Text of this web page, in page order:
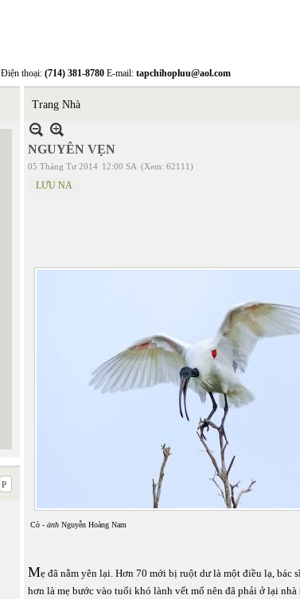
thoại: (714) 381-8780 E-mail: tapchihopluu@aol.com
Trang Nhà
NGUYÊN VẸN
05 Tháng Tư 2014 12:00 SA (Xem: 62111)
LƯU NA
Cò - ảnh Nguyễn Hoàng Nam
Mẹ đã nằm yên lại. Hơn 70 mới bị ruột dư là một điều lạ, bác
hơn là mẹ bước vào tuổi khó lành vết mổ nên đã phải ở lại